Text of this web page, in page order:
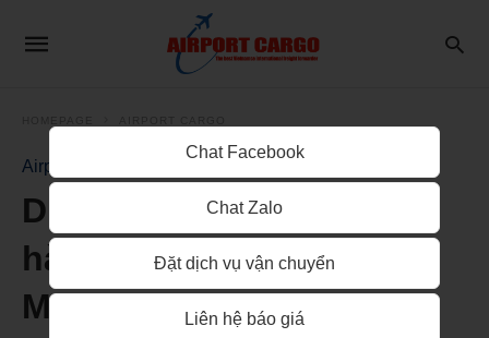
Airport Cargo
Dịch vụ booking vận tải
hàng không từ Hồ Chí
Minh đi Launceston
Chat Facebook
Chat Zalo
Đặt dịch vụ vận chuyển
Liên hệ báo giá